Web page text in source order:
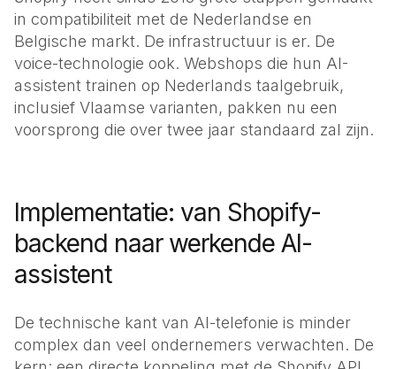
in compatibiliteit met de Nederlandse en
Belgische markt. De infrastructuur is er. De
voice-technologie ook. Webshops die hun AI-
assistent trainen op Nederlands taalgebruik,
inclusief Vlaamse varianten, pakken nu een
voorsprong die over twee jaar standaard zal zijn.
Implementatie: van Shopify-
backend naar werkende AI-
assistent
De technische kant van AI-telefonie is minder
complex dan veel ondernemers verwachten. De